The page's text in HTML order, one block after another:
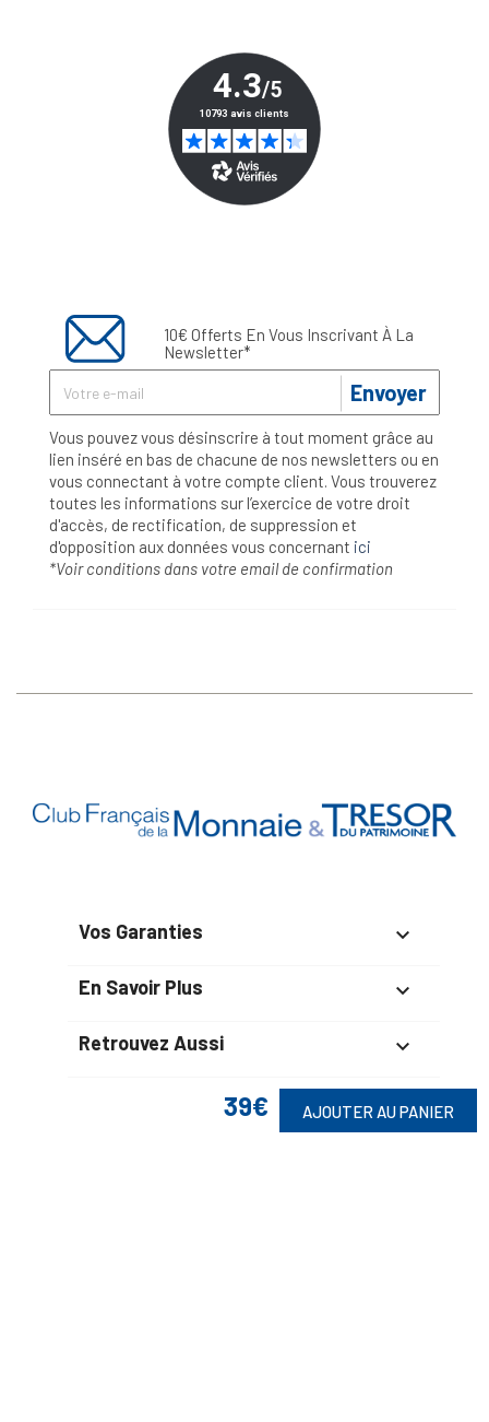
39€ AJOUTER AU PANIER
10€ Offerts En Vous Inscrivant À La
Newsletter*
Envoyer
Vous pouvez vous désinscrire à tout moment grâce au
lien inséré en bas de chacune de nos newsletters ou en
vous connectant à votre compte client. Vous trouverez
toutes les informations sur l’exercice de votre droit
d'accès, de rectification, de suppression et
d'opposition aux données vous concernant ici
*Voir conditions dans votre email de confirmation
Vos Garanties 
En Savoir Plus 
Retrouvez Aussi 